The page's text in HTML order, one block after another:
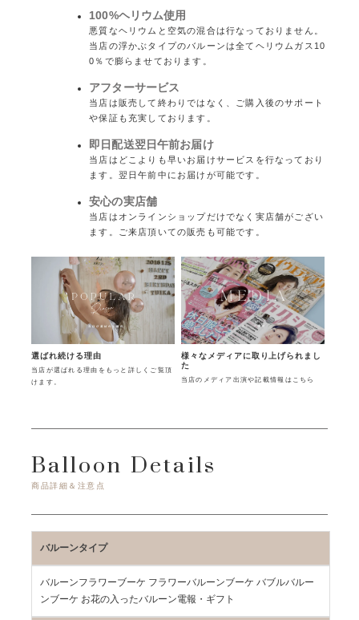
100%ヘリウム使用
悪質なヘリウムと空気の混合は行なっておりません。
当店の浮かぶタイプのバルーンは全てヘリウムガス10
0％で膨らませております。
アフターサービス
当店は販売して終わりではなく、ご購入後のサポート
や保証も充実しております。
即日配送翌日午前お届け
当店はどこよりも早いお届けサービスを行なっており
ます。翌日午前中にお届けが可能です。
安心の実店舗
当店はオンラインショップだけでなく実店舗がござい
ます。ご来店頂いての販売も可能です。
選ばれ続ける理由
当店が選ばれる理由をもっと詳しくご覧頂
けます。
様々なメディアに取り上げられまし
た
当店のメディア出演や記載情報はこちら
Balloon Details
商品詳細＆注意点
バルーンタイプ
バルーンフラワーブーケ フラワーバルーンブーケ バブルバルー
ンブーケ お花の入ったバルーン電報・ギフト